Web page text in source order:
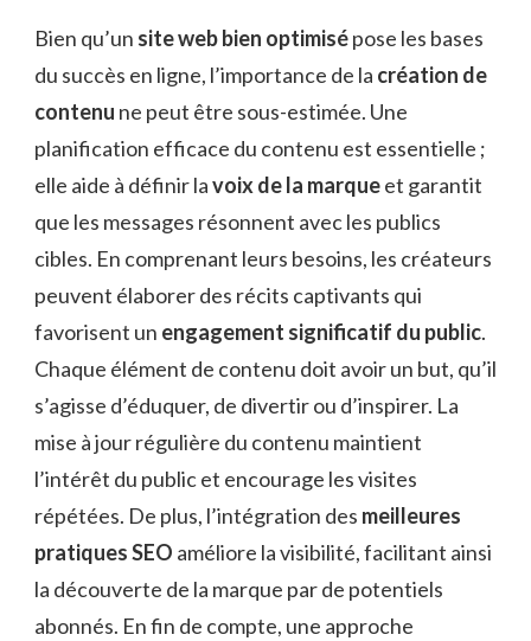
Bien qu’un site web bien optimisépose les bases
du succès en ligne, l’importance de la création de
contenu ne peut être sous-estimée. Une
planification efficace du contenu est essentielle ;
elle aide à définir lavoix de la marqueet garantit
que les messages résonnent avec les publics
cibles. En comprenant leurs besoins, les créateurs
peuvent élaborer des récits captivants qui
favorisent un engagement significatif du public.
Chaque élément de contenu doit avoir un but, qu’il
s’agisse d’éduquer, de divertir ou d’inspirer. La
mise à jour régulière du contenu maintient
l’intérêt du public et encourage les visites
répétées. De plus, l’intégration des meilleures
pratiques SEO améliore la visibilité, facilitant ainsi
la découverte de la marque par de potentiels
abonnés. En fin de compte, une approche